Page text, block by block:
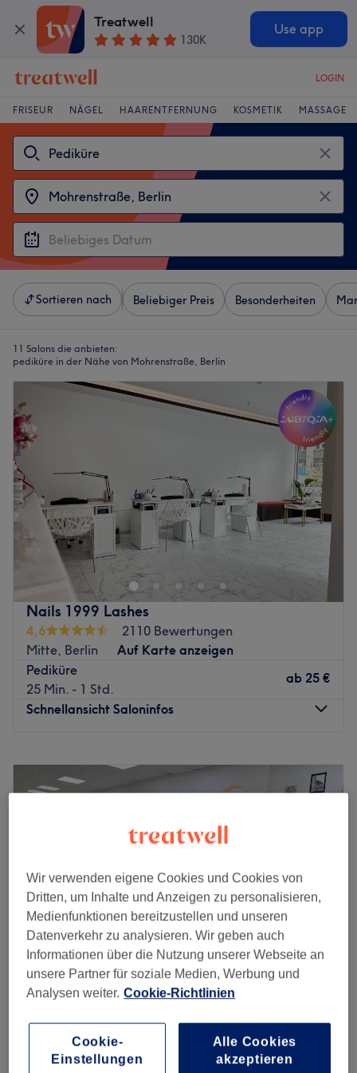
Treatwell
130K
Use app
LOGIN
FRISEUR NÄGEL HAARENTFERNUNG KOSMETIK MASSAGE
Sortieren nach Beliebiger Preis Besonderheiten
11 Salons die anbieten:
pediküre in der Nähe von Mohrenstraße, Berlin
Nails 1999 Lashes
4,6
2110 Bewertungen
Mitte, Berlin
Auf Karte anzeigen
Pediküre
25 Min. - 1 Std.
ab 25 €
Schnellansicht Saloninfos
Dienstag
19:30
Mittwoch
09:30–19:30
Ein makelloser Auftritt verlangt sagenhafte Nägel und
Wimpern. Die gibt es bei Nails 1999 Lashes in Berlin-
Mitte. Der Salon bietet dir eine große Auswahl an
Nageldesigns, Maniküren, Pediküren,
Wimpernverlängerungen und vielem mehr.
Der U-Bahnhof Stadtmitte ist nur wenige Gehminuten
entfernt.
KT Nails & Beauty
Friedrichstraße, Berlin
Auf Karte anzeigen
Pediküre
ab
Wir verwenden eigene Cookies und Cookies von
Dritten, um Inhalte und Anzeigen zu personalisieren,
Medienfunktionen bereitzustellen und unseren
Datenverkehr zu analysieren. Wir geben auch
Informationen über die Nutzung unserer Webseite an
unsere Partner für soziale Medien, Werbung und
Analysen weiter. Cookie-Richtlinien
Cookie-
Einstellungen
Alle Cookies
akzeptieren